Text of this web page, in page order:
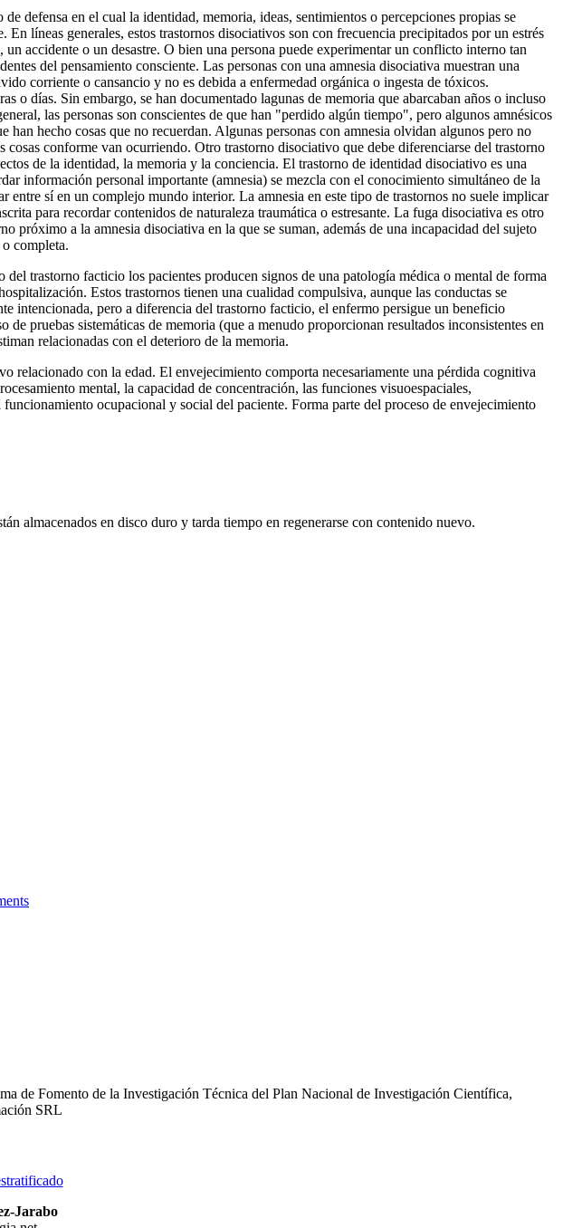
defensa en el cual la identidad, memoria, ideas, sentimientos o percepciones propias se
líneas generales, estos trastornos disociativos son con frecuencia precipitados por un estrés
accidente o un desastre. O bien una persona puede experimentar un conflicto interno tan
del pensamiento consciente. Las personas con una amnesia disociativa muestran una
corriente o cansancio y no es debida a enfermedad orgánica o ingesta de tóxicos.
o días. Sin embargo, se han documentado lagunas de memoria que abarcaban años o incluso
las personas son conscientes de que han "perdido algún tiempo", pero algunos amnésicos
hecho cosas que no recuerdan. Algunas personas con amnesia olvidan algunos pero no
conforme van ocurriendo. Otro trastorno disociativo que debe diferenciarse del trastorno
de la identidad, la memoria y la conciencia. El trastorno de identidad disociativo es una
información personal importante (amnesia) se mezcla con el conocimiento simultáneo de la
entre sí en un complejo mundo interior. La amnesia en este tipo de trastornos no suele implicar
para recordar contenidos de naturaleza traumática o estresante. La fuga disociativa es otro
próximo a la amnesia disociativa en la que se suman, además de una incapacidad del sujeto
completa.
trastorno facticio los pacientes producen signos de una patología médica o mental de forma
Estos trastornos tienen una cualidad compulsiva, aunque las conductas se
intencionada, pero a diferencia del trastorno facticio, el enfermo persigue un beneficio
pruebas sistemáticas de memoria (que a menudo proporcionan resultados inconsistentes en
relacionadas con el deterioro de la memoria.
con la edad. El envejecimiento comporta necesariamente una pérdida cognitiva
mental, la capacidad de concentración, las funciones visuoespaciales,
ocupacional y social del paciente. Forma parte del proceso de envejecimiento
almacenados en disco duro y tarda tiempo en regenerarse con contenido nuevo.
de Fomento de la Investigación Técnica del Plan Nacional de Investigación Científica,
SRL
Jarabo